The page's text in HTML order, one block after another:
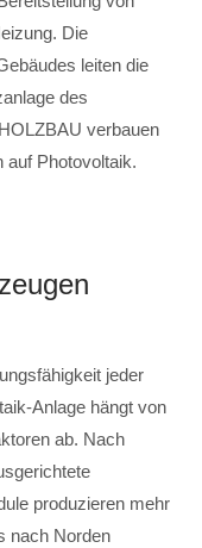
Die
leiten die
des
verbauen
auf Photovoltaik.
jeder
Anlage hängt von
ab. Nach
produzieren mehr
nach Norden